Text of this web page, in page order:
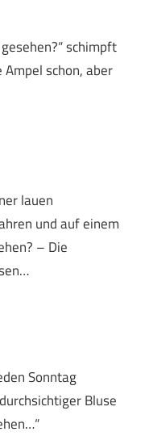
schimpft
schon, aber
lauen
und auf einem
– Die
Sonntag
Bluse